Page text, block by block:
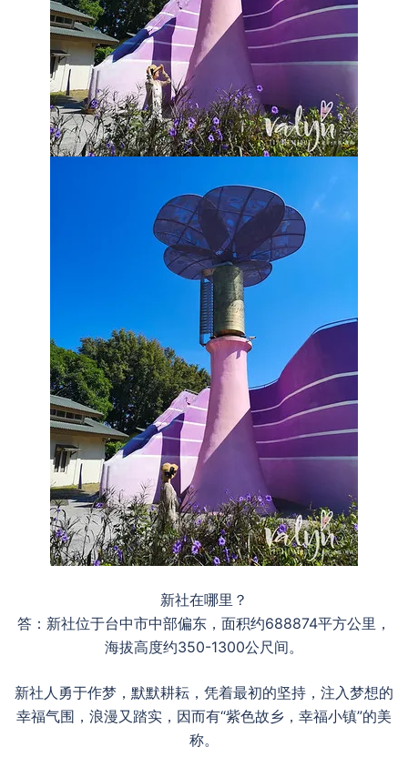
新社在哪里？
答：新社位于台中市中部偏东，面积约688874平方公里，
海拔高度约350-1300公尺间。
新社人勇于作梦，默默耕耘，凭着最初的坚持，注入梦想的
幸福气围，浪漫又踏实，因而有“紫色故乡，幸福小镇”的美
称。